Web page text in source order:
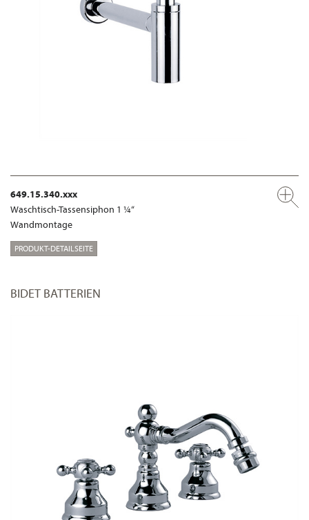
649.15.340.xxx
Waschtisch-Tassensiphon 1 ¼“
Wandmontage
PRODUKT-DETAILSEITE
BIDET BATTERIEN